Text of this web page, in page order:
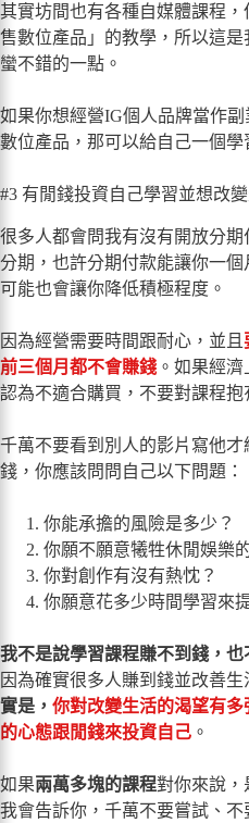
其實坊間也有各種自媒體課程
售數位產品」的教學，所以這
蠻不錯的一點。
如果你想經營IG個人品牌當作
數位產品，那可以給自己一個學
#3 有閒錢投資自己學習並想改
很多人都會問我有沒有開放分
分期，也許分期付款能讓你一
可能也會讓你降低積極程度。
因為經營需要時間跟耐心，並且
前三個月都不會賺錢 。如果經
認為不適合購買，不要對課程抱
千萬不要看到別人的影片寫他
錢，你應該問問自己以下問題：
你能承擔的風險是多少？
你願不願意犧牲休閒娛樂
你對創作有沒有熱忱？
你願意花多少時間學習來
我不是說學習課程賺不到錢，
因為確實很多人賺到錢並改善生
實是， 你對改變生活的渴望有
的心態跟閒錢來投資自己 。
如果兩萬多塊的課程對你來說，
我會告訴你，千萬不要嘗試、